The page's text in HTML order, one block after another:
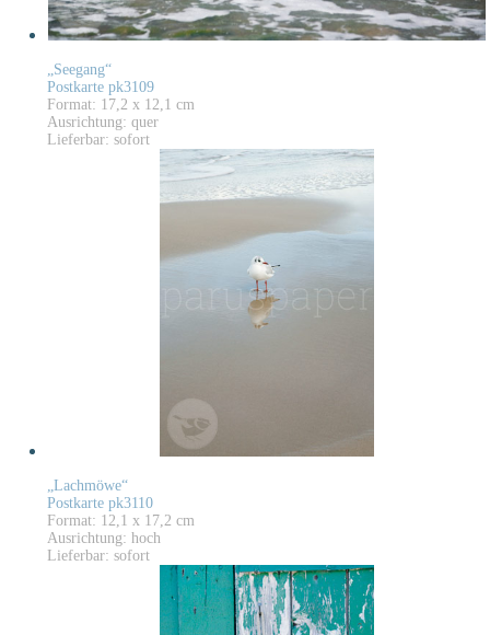
„Seegang“
Postkarte pk3109
Format: 17,2 x 12,1 cm
Ausrichtung: quer
Lieferbar: sofort
„Lachmöwe“
Postkarte pk3110
Format: 12,1 x 17,2 cm
Ausrichtung: hoch
Lieferbar: sofort